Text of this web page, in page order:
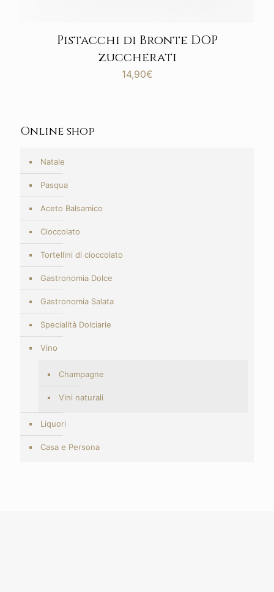
Pistacchi di Bronte DOP
zuccherati
14,90€
Online shop
Natale
Pasqua
Aceto Balsamico
Cioccolato
Tortellini di cioccolato
Gastronomia Dolce
Gastronomia Salata
Specialità Dolciarie
Vino
Champagne
Vini naturali
Liquori
Casa e Persona